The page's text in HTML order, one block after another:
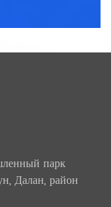
парк
Далан, район